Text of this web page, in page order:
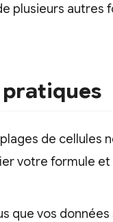
plusieurs autres
pratiques
de cellules
votre formule et
que vos